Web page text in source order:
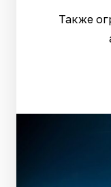
Также